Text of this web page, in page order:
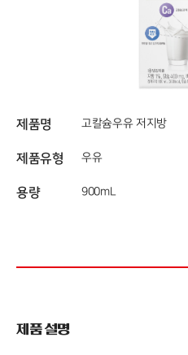
제품명 고칼슘우유 저지방
제품유형 우유
용량 900mL
제품 설명